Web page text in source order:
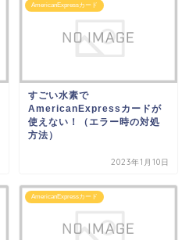
AmericanExpressカード
すごい水素で
AmericanExpressカードが
使えない！（エラー時の対処
方法）
2023年1月10日
AmericanExpressカード